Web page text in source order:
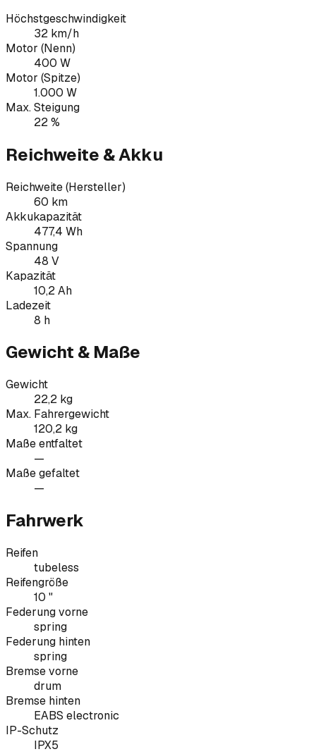
Höchstgeschwindigkeit
32 km/h
Motor (Nenn)
400 W
Motor (Spitze)
1.000 W
Max. Steigung
22 %
Reichweite & Akku
Reichweite (Hersteller)
60 km
Akkukapazität
477,4 Wh
Spannung
48 V
Kapazität
10,2 Ah
Ladezeit
8 h
Gewicht & Maße
Gewicht
22,2 kg
Max. Fahrergewicht
120,2 kg
Maße entfaltet
—
Maße gefaltet
—
Fahrwerk
Reifen
tubeless
Reifengröße
10 "
Federung vorne
spring
Federung hinten
spring
Bremse vorne
drum
Bremse hinten
EABS electronic
IP-Schutz
IPX5